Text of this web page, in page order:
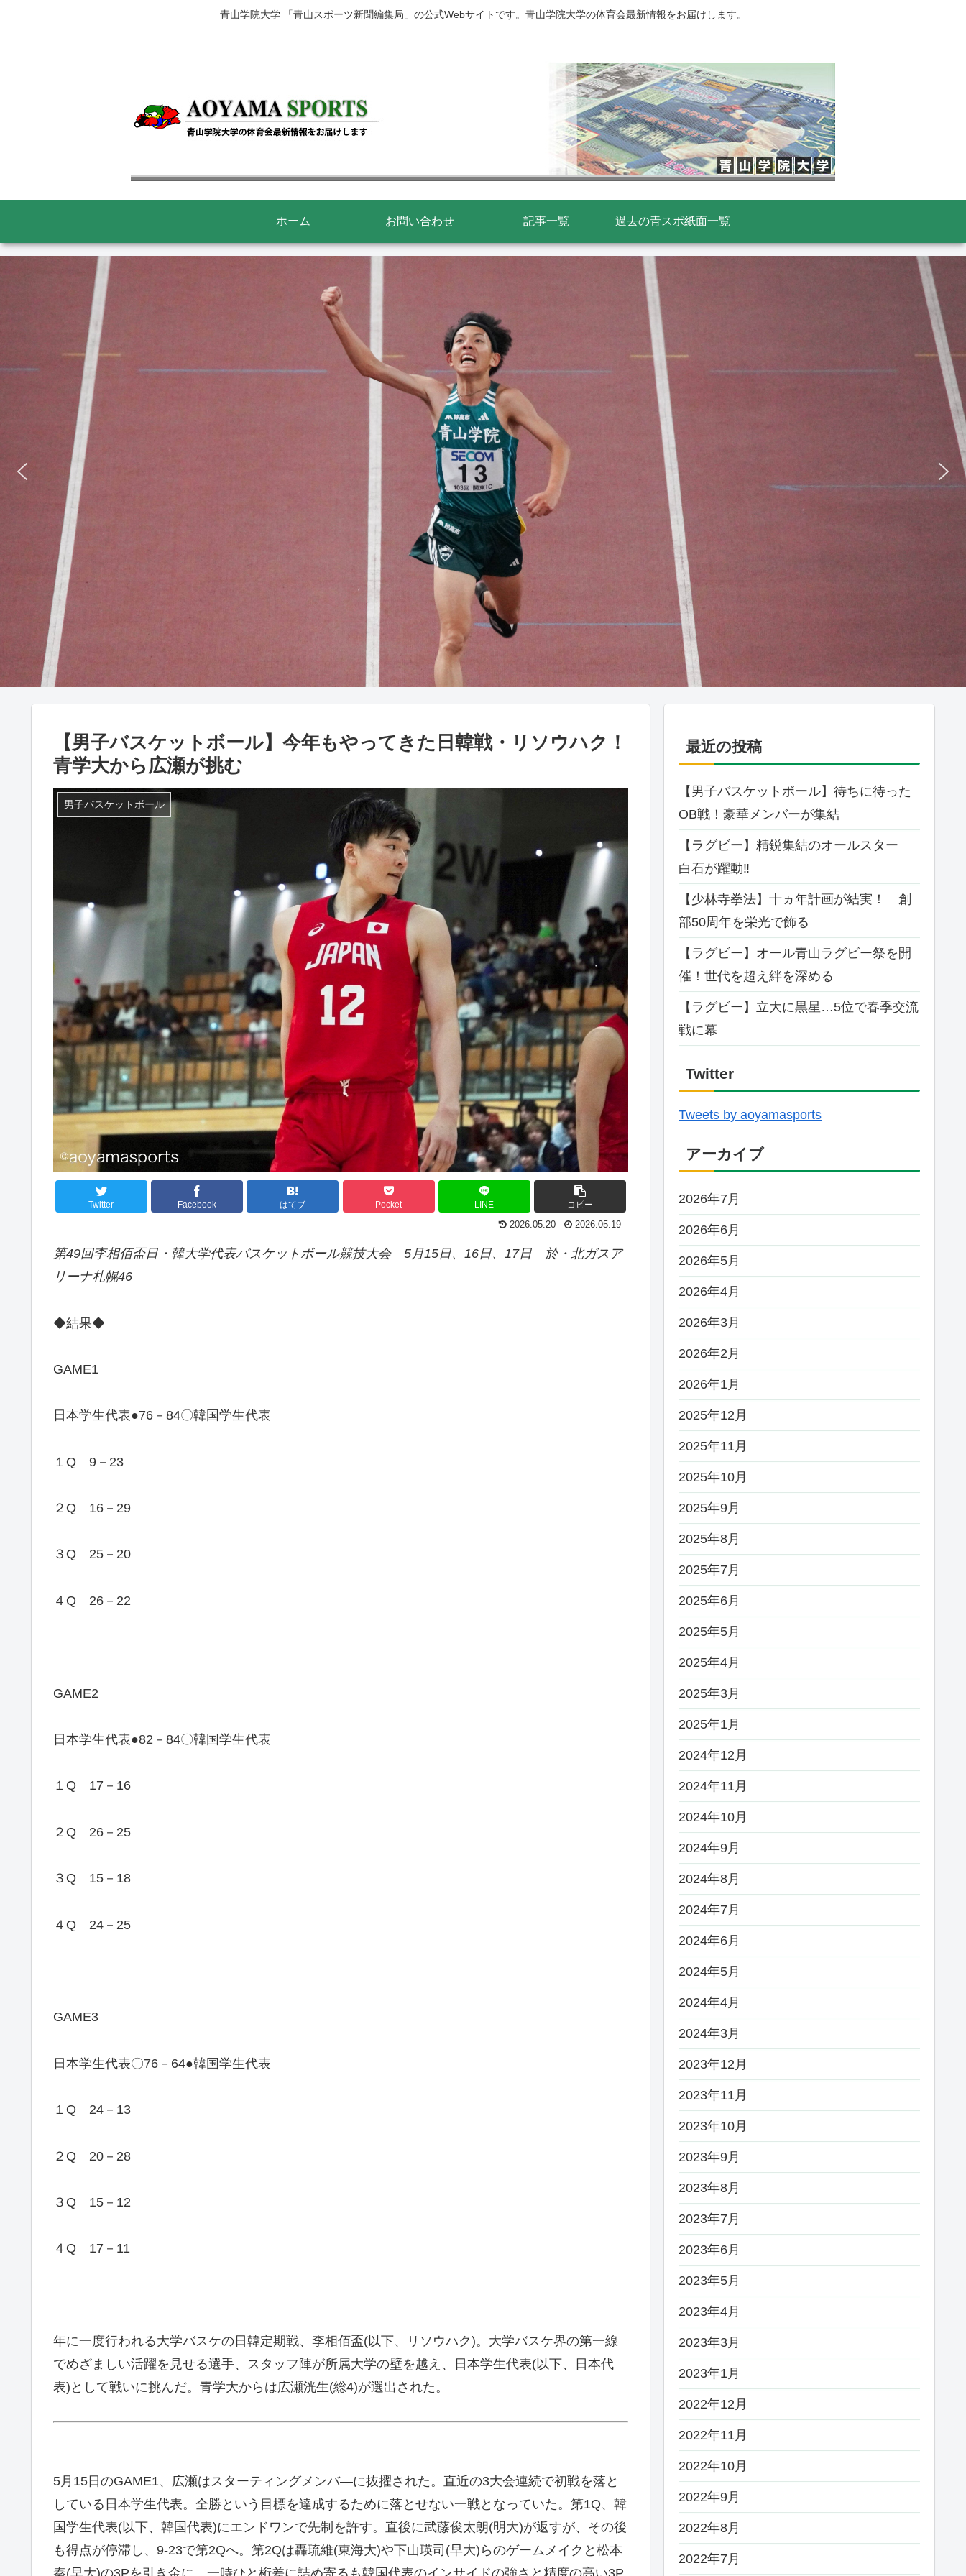
青山学院大学 「青山スポーツ新聞編集局」の公式Webサイトです。青山学院大学の体育会最新情報をお届けします。
ホーム お問い合わせ 記事一覧 過去の青スポ紙面一覧
【男子バスケットボール】今年もやってきた日韓戦・リソウハク！
青学大から広瀬が挑む
男子バスケットボール
Twitter Facebook はてブ Pocket LINE コピー
2026.05.20 2026.05.19
第49回李相佰盃日・韓大学代表バスケットボール競技大会 5月15日、16日、17日 於・北ガスア
リーナ札幌46
◆結果◆
GAME1
日本学生代表●76－84〇韓国学生代表
１Q 9－23
２Q 16－29
３Q 25－20
４Q 26－22
GAME2
日本学生代表●82－84〇韓国学生代表
１Q 17－16
２Q 26－25
３Q 15－18
４Q 24－25
GAME3
日本学生代表〇76－64●韓国学生代表
１Q 24－13
２Q 20－28
３Q 15－12
４Q 17－11
年に一度行われる大学バスケの日韓定期戦、李相佰盃(以下、リソウハク)。大学バスケ界の第一線
でめざましい活躍を見せる選手、スタッフ陣が所属大学の壁を越え、日本学生代表(以下、日本代
表)として戦いに挑んだ。青学大からは広瀬洸生(総4)が選出された。
5月15日のGAME1、広瀬はスターティングメンバ―に抜擢された。直近の3大会連続で初戦を落と
している日本学生代表。全勝という目標を達成するために落とせない一戦となっていた。第1Q、韓
国学生代表(以下、韓国代表)にエンドワンで先制を許す。直後に武藤俊太朗(明大)が返すが、その後
も得点が停滞し、9-23で第2Qへ。第2Qは轟琉維(東海大)や下山瑛司(早大)らのゲームメイクと松本
秦(早大)の3Pを引き金に、一時ひと桁差に詰め寄るも韓国代表のインサイドの強さと精度の高い3P
最近の投稿
【男子バスケットボール】待ちに待った
OB戦！豪華メンバーが集結
【ラグビー】精鋭集結のオールスター
白石が躍動‼
【少林寺拳法】十ヵ年計画が結実！ 創
部50周年を栄光で飾る
【ラグビー】オール⻘⼭ラグビー祭を開
催！世代を超え絆を深める
【ラグビー】立大に黒星…5位で春季交流
戦に幕
Twitter
Tweets by aoyamasports
アーカイブ
2026年7月
2026年6月
2026年5月
2026年4月
2026年3月
2026年2月
2026年1月
2025年12月
2025年11月
2025年10月
2025年9月
2025年8月
2025年7月
2025年6月
2025年5月
2025年4月
2025年3月
2025年1月
2024年12月
2024年11月
2024年10月
2024年9月
2024年8月
2024年7月
2024年6月
2024年5月
2024年4月
2024年3月
2023年12月
2023年11月
2023年10月
2023年9月
2023年8月
2023年7月
2023年6月
2023年5月
2023年4月
2023年3月
2023年1月
2022年12月
2022年11月
2022年10月
2022年9月
2022年8月
2022年7月